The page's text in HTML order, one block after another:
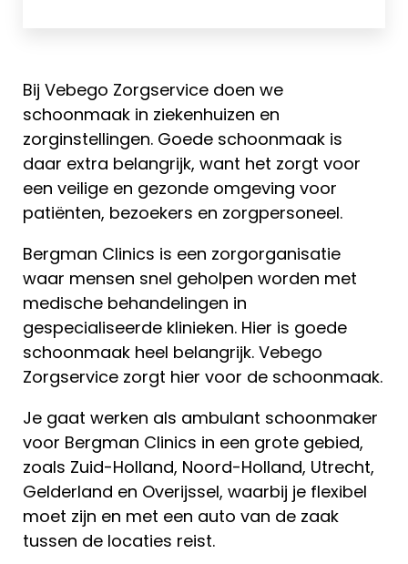
Bij Vebego Zorgservice doen we
schoonmaak in ziekenhuizen en
zorginstellingen. Goede schoonmaak is
daar extra belangrijk, want het zorgt voor
een veilige en gezonde omgeving voor
patiënten, bezoekers en zorgpersoneel.
Bergman Clinics is een zorgorganisatie
waar mensen snel geholpen worden met
medische behandelingen in
gespecialiseerde klinieken. Hier is goede
schoonmaak heel belangrijk. Vebego
Zorgservice zorgt hier voor de schoonmaak.
Je gaat werken als ambulant schoonmaker
voor Bergman Clinics in een grote gebied,
zoals Zuid-Holland, Noord-Holland, Utrecht,
Gelderland en Overijssel, waarbij je flexibel
moet zijn en met een auto van de zaak
tussen de locaties reist.